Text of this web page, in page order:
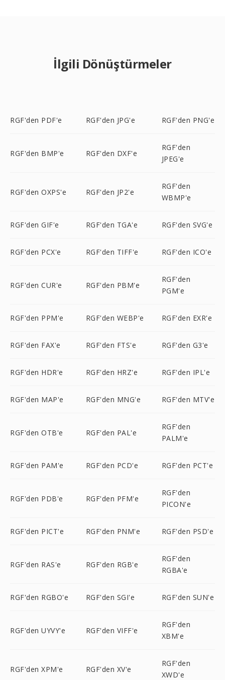
İlgili Dönüştürmeler
RGF'den PDF'e RGF'den JPG'e RGF'den PNG'e
RGF'den BMP'e RGF'den DXF'e
RGF'den
JPEG'e
RGF'den OXPS'e RGF'den JP2'e
RGF'den
WBMP'e
RGF'den GIF'e RGF'den TGA'e RGF'den SVG'e
RGF'den PCX'e RGF'den TIFF'e RGF'den ICO'e
RGF'den CUR'e RGF'den PBM'e
RGF'den
PGM'e
RGF'den PPM'e RGF'den WEBP'e RGF'den EXR'e
RGF'den FAX'e RGF'den FTS'e RGF'den G3'e
RGF'den HDR'e RGF'den HRZ'e RGF'den IPL'e
RGF'den MAP'e RGF'den MNG'e RGF'den MTV'e
RGF'den OTB'e RGF'den PAL'e
RGF'den
PALM'e
RGF'den PAM'e RGF'den PCD'e RGF'den PCT'e
RGF'den PDB'e RGF'den PFM'e
RGF'den
PICON'e
RGF'den PICT'e RGF'den PNM'e RGF'den PSD'e
RGF'den RAS'e RGF'den RGB'e
RGF'den
RGBA'e
RGF'den RGBO'e RGF'den SGI'e RGF'den SUN'e
RGF'den UYVY'e RGF'den VIFF'e
RGF'den
XBM'e
RGF'den XPM'e RGF'den XV'e
RGF'den
XWD'e